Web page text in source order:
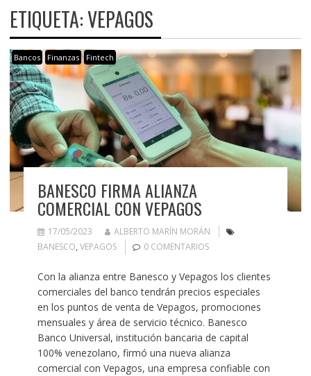
ETIQUETA:VEPAGOS
Bancos Finanzas Fintech
BANESCO FIRMA ALIANZA
COMERCIAL CON VEPAGOS
17/05/2023
ALBERTO MARÍN MORÁN
BANESCO, VEPAGOS 0 COMENTARIOS
Con la alianza entre Banesco y Vepagos los clientes
comerciales del banco tendrán precios especiales
en los puntos de venta de Vepagos, promociones
mensuales y área de servicio técnico. Banesco
Banco Universal, institución bancaria de capital
100% venezolano, firmó una nueva alianza
comercial con Vepagos, una empresa confiable con